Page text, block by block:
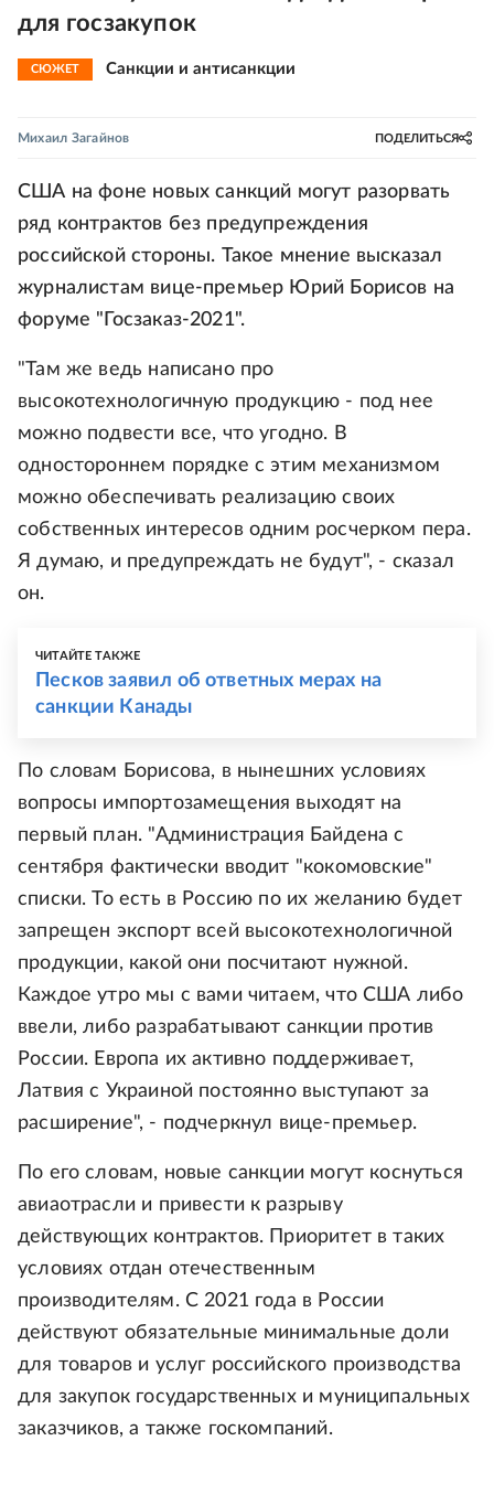
для госзакупок
СЮЖЕТ Санкции и антисанкции
Михаил Загайнов ПОДЕЛИТЬСЯ
США на фоне новых санкций могут разорвать
ряд контрактов без предупреждения
российской стороны. Такое мнение высказал
журналистам вице-премьер Юрий Борисов на
форуме "Госзаказ-2021".
"Там же ведь написано про
высокотехнологичную продукцию - под нее
можно подвести все, что угодно. В
одностороннем порядке с этим механизмом
можно обеспечивать реализацию своих
собственных интересов одним росчерком пера.
Я думаю, и предупреждать не будут", - сказал
он.
ЧИТАЙТЕ ТАКЖЕ
Песков заявил об ответных мерах на
санкции Канады
По словам Борисова, в нынешних условиях
вопросы импортозамещения выходят на
первый план. "Администрация Байдена с
сентября фактически вводит "кокомовские"
списки. То есть в Россию по их желанию будет
запрещен экспорт всей высокотехнологичной
продукции, какой они посчитают нужной.
Каждое утро мы с вами читаем, что США либо
ввели, либо разрабатывают санкции против
России. Европа их активно поддерживает,
Латвия с Украиной постоянно выступают за
расширение", - подчеркнул вице-премьер.
По его словам, новые санкции могут коснуться
авиаотрасли и привести к разрыву
действующих контрактов. Приоритет в таких
условиях отдан отечественным
производителям. С 2021 года в России
действуют обязательные минимальные доли
для товаров и услуг российского производства
для закупок государственных и муниципальных
заказчиков, а также госкомпаний.